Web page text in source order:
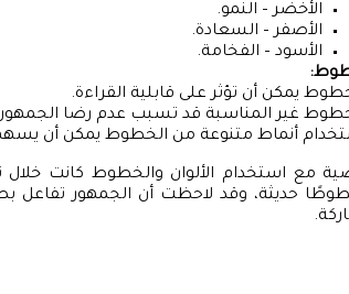
الأخضر – النمو.
الأصفر – السعادة.
الأسود – الفخامة.
يمكن أن تؤثر على قابلية القراءة.
غير المناسبة قد تسبب عدم رضا
أنماط متنوعة من الخطوط يمكن أن
مع استخدام الألوان والخطوط كانت
وخطوطًا حديثة، وقد لاحظت أن الجمهور